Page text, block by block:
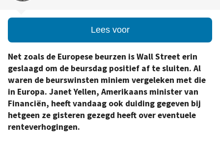
Lees voor
Net zoals de Europese beurzen is Wall Street erin
geslaagd om de beursdag positief af te sluiten. Al
waren de beurswinsten miniem vergeleken met die
in Europa. Janet Yellen, Amerikaans minister van
Financiën, heeft vandaag ook duiding gegeven bij
hetgeen ze gisteren gezegd heeft over eventuele
renteverhogingen.